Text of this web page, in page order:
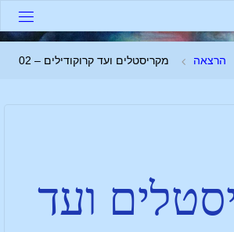
הרצאה מקריסטלים ועד קרוקודילים – 02
ועד